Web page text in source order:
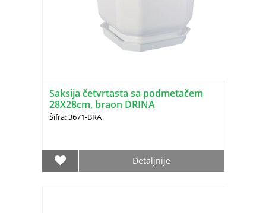
Saksija četvrtasta sa podmetačem
28X28cm, braon DRINA
Šifra: 3671-BRA
Detaljnije